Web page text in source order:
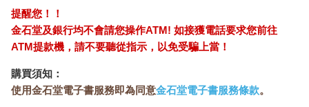
提醒您！！
金石堂及銀行均不會請您操作ATM! 如接獲電話要求您前往
ATM提款機，請不要聽從指示，以免受騙上當！
購買須知：
使用金石堂電子書服務即為同意金石堂電子書服務條款。